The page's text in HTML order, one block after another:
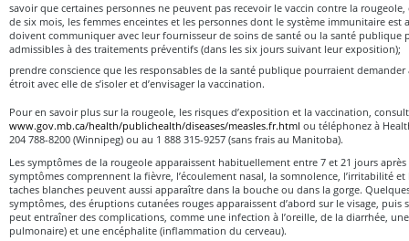
savoir que certaines personnes ne peuvent pas recevoir le vaccin contre la
de six mois, les femmes enceintes et les personnes dont le système immunitaire est
doivent communiquer avec leur fournisseur de soins de santé ou la santé publique
admissibles à des traitements préventifs (dans les six jours suivant leur exposition);
prendre conscience que les responsables de la santé publique pourraient
étroit avec elle de s’isoler et d’envisager la vaccination.
Pour en savoir plus sur la rougeole, les risques d’exposition et la vaccination,
www.gov.mb.ca/health/publichealth/diseases/measles.fr.html ou téléphonez à
204 788-8200 (Winnipeg) ou au 1 888 315-9257 (sans frais au Manitoba).
Les symptômes de la rougeole apparaissent habituellement entre 7 et 21 jours après
symptômes comprennent la fièvre, l’écoulement nasal, la somnolence, l’irritabilité
taches blanches peuvent aussi apparaître dans la bouche ou dans la gorge.
symptômes, des éruptions cutanées rouges apparaissent d’abord sur le visage, puis
peut entraîner des complications, comme une infection à l’oreille, de la diarrhée,
pulmonaire) et une encéphalite (inflammation du cerveau).